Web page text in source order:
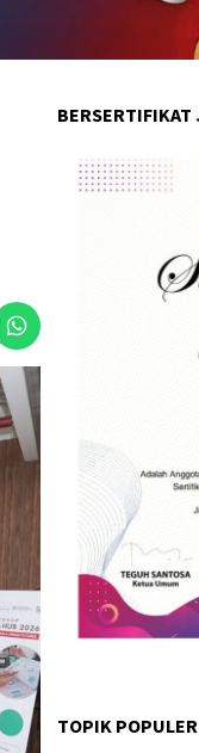
BERSERTIFIKAT
TOPIK POPULER